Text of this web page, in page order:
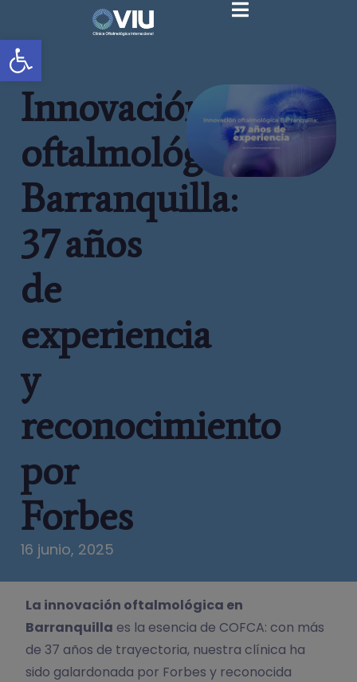
Abrir barra de herramientas
Innovación
oftalmológica
Barranquilla:
37 años
de
experiencia
y
reconocimiento
por
Forbes
16 junio, 2025
La innovación oftalmológica en
Barranquilla es la esencia de COFCA: con más
de 37 años de trayectoria, nuestra clínica ha
sido galardonada por Forbes y reconocida